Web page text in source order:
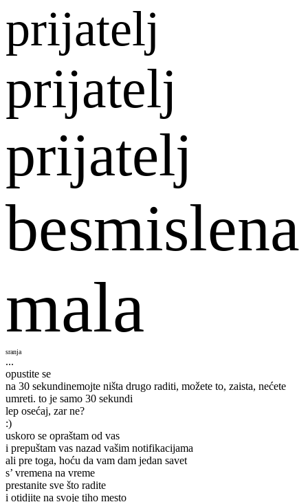
prijatelj
prijatelj
prijatelj
besmislena
mala
sranja
...
opustite se
na 30 sekundinemojte ništa drugo raditi, možete to, zaista, nećete
umreti. to je samo 30 sekundi
lep osećaj, zar ne?
:)
uskoro se opraštam od vas
i prepuštam vas nazad vašim notifikacijama
ali pre toga, hoću da vam dam jedan savet
s’ vremena na vreme
prestanite sve što radite
i otidjite na svoje tiho mesto